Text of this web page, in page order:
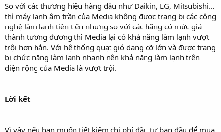
So với các thương hiệu hàng đầu như Daikin, LG, Mitsubishi…
thì máy lạnh âm trần của Media không được trang bị các công
nghệ làm lạnh tiên tiến nhưng so với các hãng có mức giá
thành tương đương thì Media lại có khả năng làm lạnh vượt
trội hơn hẳn. Với hệ thống quạt gió dạng cỡ lớn và được trang
bị chức năng làm lạnh nhanh nên khả năng làm lạnh trên
diện rộng của Media là vượt trội.
Lời kết
Vì vậy nếu bạn muốn tiết kiệm chi phí đầu tư ban đầu để mua